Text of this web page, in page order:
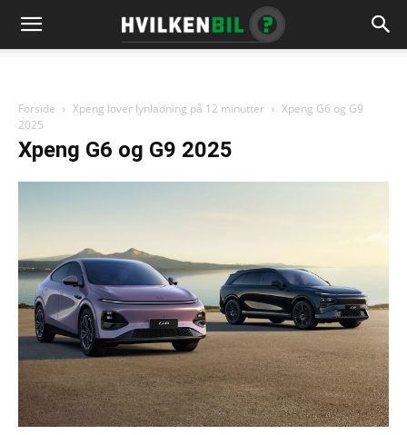
Forside Xpeng lover lynladning på 12 minutter
Xpeng G6 og G9
2025
Xpeng G6 og G9 2025